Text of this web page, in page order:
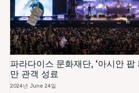
파라다이스 문화재단, ‘아시안 팝
만 관객 성료
2024년 June 24일